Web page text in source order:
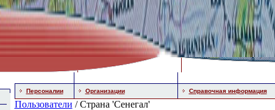
Персоналии Организации Справочная информация
Пользователи / Страна 'Сенегал'